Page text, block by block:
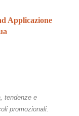
Applicazione
tendenze e
promozionali.